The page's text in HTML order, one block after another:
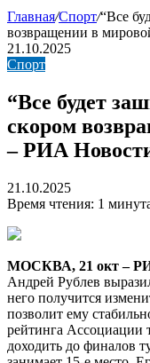
Главная/Спорт/“Все
возвращении в
21.10.2025
Спорт
“Все будет
скором
– РИА
21.10.2025
Время чтения: 1
МОСКВА, 21 окт –
Андрей Рублев
него получится
позволит ему
рейтинга Ассоциации
доходить до финалов